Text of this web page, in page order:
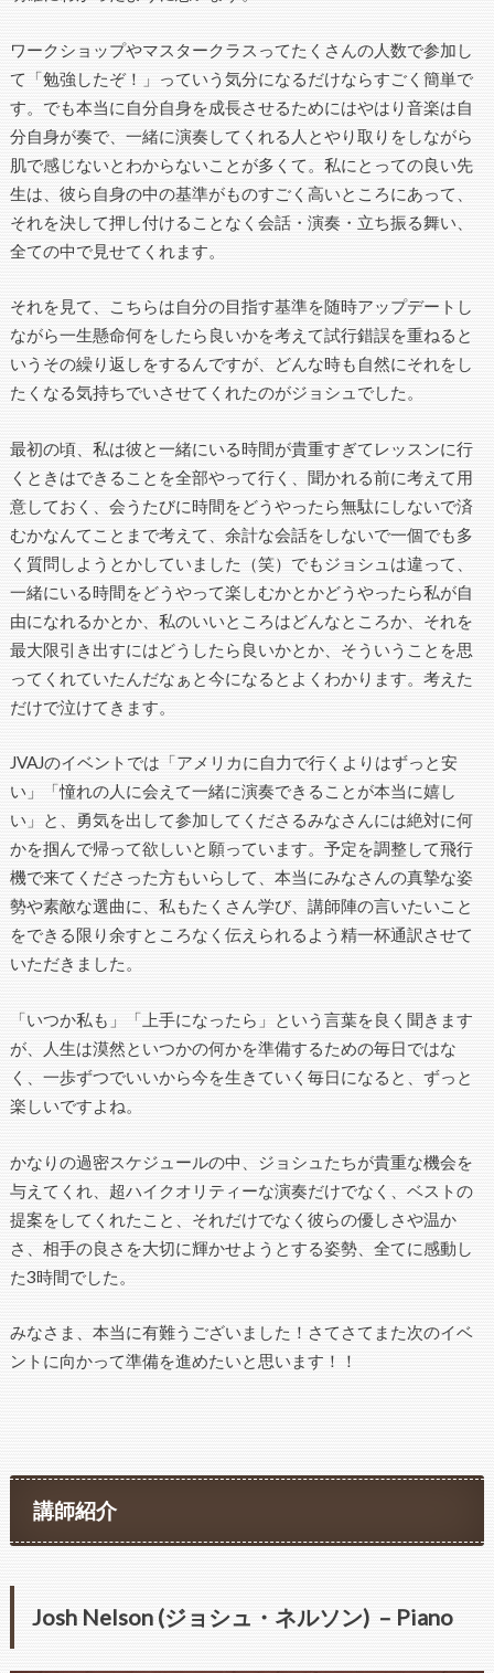
ワークショップやマスタークラスってたくさんの人数で参加し
て「勉強したぞ！」っていう気分になるだけならすごく簡単で
す。でも本当に自分自身を成長させるためにはやはり音楽は自
分自身が奏で、一緒に演奏してくれる人とやり取りをしながら
肌で感じないとわからないことが多くて。私にとっての良い先
生は、彼ら自身の中の基準がものすごく高いところにあって、
それを決して押し付けることなく会話・演奏・立ち振る舞い、
全ての中で見せてくれます。
それを見て、こちらは自分の目指す基準を随時アップデートし
ながら一生懸命何をしたら良いかを考えて試行錯誤を重ねると
いうその繰り返しをするんですが、どんな時も自然にそれをし
たくなる気持ちでいさせてくれたのがジョシュでした。
最初の頃、私は彼と一緒にいる時間が貴重すぎてレッスンに行
くときはできることを全部やって行く、聞かれる前に考えて用
意しておく、会うたびに時間をどうやったら無駄にしないで済
むかなんてことまで考えて、余計な会話をしないで一個でも多
く質問しようとかしていました（笑）でもジョシュは違って、
一緒にいる時間をどうやって楽しむかとかどうやったら私が自
由になれるかとか、私のいいところはどんなところか、それを
最大限引き出すにはどうしたら良いかとか、そういうことを思
ってくれていたんだなぁと今になるとよくわかります。考えた
だけで泣けてきます。
JVAJのイベントでは「アメリカに自力で行くよりはずっと安
い」「憧れの人に会えて一緒に演奏できることが本当に嬉し
い」と、勇気を出して参加してくださるみなさんには絶対に何
かを掴んで帰って欲しいと願っています。予定を調整して飛行
機で来てくださった方もいらして、本当にみなさんの真摯な姿
勢や素敵な選曲に、私もたくさん学び、講師陣の言いたいこと
をできる限り余すところなく伝えられるよう精一杯通訳させて
いただきました。
「いつか私も」「上手になったら」という言葉を良く聞きます
が、人生は漠然といつかの何かを準備するための毎日ではな
く、一歩ずつでいいから今を生きていく毎日になると、ずっと
楽しいですよね。
かなりの過密スケジュールの中、ジョシュたちが貴重な機会を
与えてくれ、超ハイクオリティーな演奏だけでなく、ベストの
提案をしてくれたこと、それだけでなく彼らの優しさや温か
さ、相手の良さを大切に輝かせようとする姿勢、全てに感動し
た3時間でした。
みなさま、本当に有難うございました！さてさてまた次のイベ
ントに向かって準備を進めたいと思います！！
講師紹介
Josh Nelson (ジョシュ・ネルソン) – Piano